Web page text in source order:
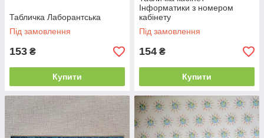
Табличка Лаборантська
Під замовлення
153 ₴
Купити
Інформатики з номером
кабінету
Під замовлення
154 ₴
Купити